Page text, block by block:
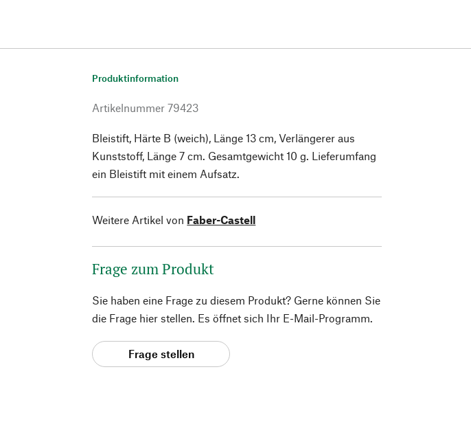
Produktinformation
Artikelnummer 79423
Bleistift, Härte B (weich), Länge 13 cm, Verlängerer aus
Kunststoff, Länge 7 cm. Gesamtgewicht 10 g. Lieferumfang
ein Bleistift mit einem Aufsatz.
Weitere Artikel von Faber-Castell
Frage zum Produkt
Sie haben eine Frage zu diesem Produkt? Gerne können Sie
die Frage hier stellen. Es öffnet sich Ihr E-Mail-Programm.
Frage stellen